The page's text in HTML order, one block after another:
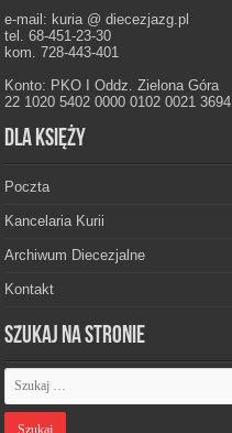
e-mail: kuria @ diecezjazg.pl
tel. 68-451-23-30
kom. 728-443-401
Konto: PKO I Oddz. Zielona Góra
22 1020 5402 0000 0102 0021 3694
Dla księży
Poczta
Kancelaria Kurii
Archiwum Diecezjalne
Kontakt
Szukaj na stronie